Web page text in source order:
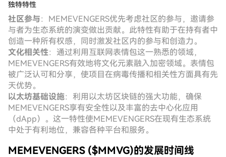
独特特性
社区参与：MEMEVENGERS优先考虑社区的参与，邀请参
与者为生态系统的演变做出贡献。此特性有助于在持有者中
创造一种所有权感，同时激发社区内的参与和创造力。
文化相关性：通过利用互联网表情包这一熟悉的领域，
MEMEVENGERS有效地将文化元素融入加密领域。表情包
被广泛认可和分享，使项目在病毒传播和相关性方面具有先
天优势。
以太坊基础设施：利用以太坊区块链的强大功能，确保
MEMEVENGERS享有安全性以及丰富的去中心化应用
（dApp）。这一特性使MEMEVENGERS在现有生态系统
中处于有利地位，兼容各种平台和服务。
MEMEVENGERS ($MMVG)的发展时间线